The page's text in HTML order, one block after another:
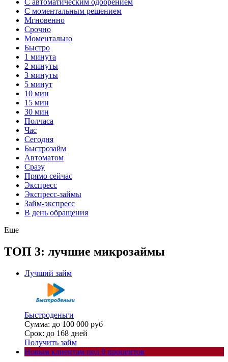
С автоматическим одобрением
С моментальным решением
Мгновенно
Срочно
Моментально
Быстро
1 минута
2 минуты
3 минуты
5 минут
10 мин
15 мин
30 мин
Полчаса
Час
Сегодня
Быстрозайм
Автоматом
Сразу
Прямо сейчас
Экспресс
Экспресс-займы
Займ-экспресс
В день обращения
Еще
ТОП 3: лучшие микрозаймы
Лучший займ
Быстроденьги
Сумма: до 100 000 руб
Срок: до 168 дней
Получить займ
Новым клиентам под 0 процентов